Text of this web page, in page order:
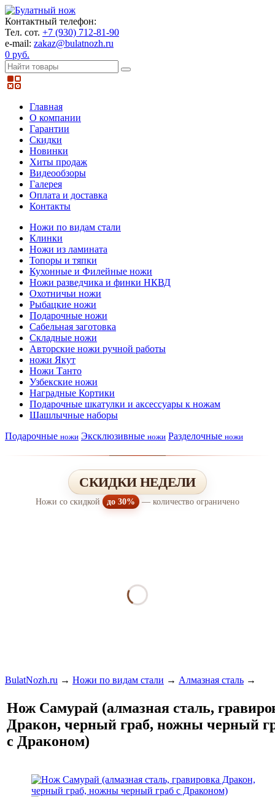
Контактный телефон:
Тел. сот. +7 (930) 712-81-90
e-mail: zakaz@bulatnozh.ru
0 руб.
Главная
О компании
Гарантии
Скидки
Новинки
Хиты продаж
Видеообзоры
Галерея
Оплата и доставка
Контакты
Ножи по видам стали
Клинки
Ножи из ламината
Топоры и тяпки
Кухонные и Филейные ножи
Ножи разведчика и финки НКВД
Охотничьи ножи
Рыбацкие ножи
Подарочные ножи
Сабельная заготовка
Складные ножи
Авторские ножи ручной работы
ножи Якут
Ножи Танто
Узбекские ножи
Наградные Кортики
Подарочные шкатулки и аксессуары к ножам
Шашлычные наборы
Подарочные ножи Эксклюзивные ножи Разделочные ножи
СКИДКИ НЕДЕЛИ
Ножи со скидкой до 30% — количество ограничено
BulatNozh.ru → Ножи по видам стали → Алмазная сталь →
Нож Самурай (алмазная сталь,
Дракон, черный граб, ножны черный
с Драконом)